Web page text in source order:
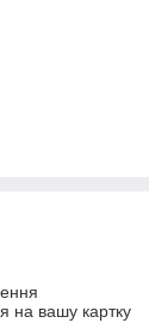
на вашу картку